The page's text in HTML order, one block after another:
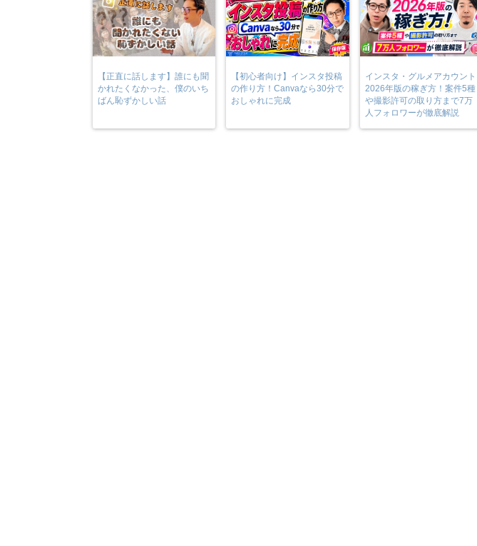
【正直に話します】誰にも聞
かれたくなかった、僕のいち
ばん恥ずかしい話
【初心者向け】インスタ投稿
の作り方！Canvaなら30分で
おしゃれに完成
インスタ・グルメアカウント
2026年版の稼ぎ方！案件5種
や撮影許可の取り方まで7万
人フォロワーが徹底解説